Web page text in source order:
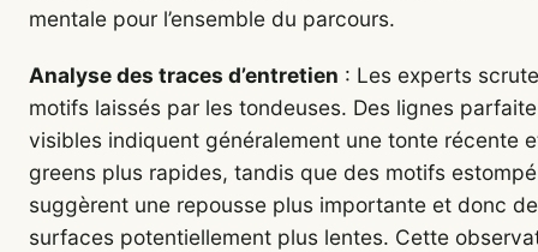
mentale pour l’ensemble du parcours.
Analyse des traces d’entretien : Les experts
motifs laissés par les tondeuses. Des lignes
visibles indiquent généralement une tonte récente
greens plus rapides, tandis que des motifs
suggèrent une repousse plus importante et donc
surfaces potentiellement plus lentes. Cette